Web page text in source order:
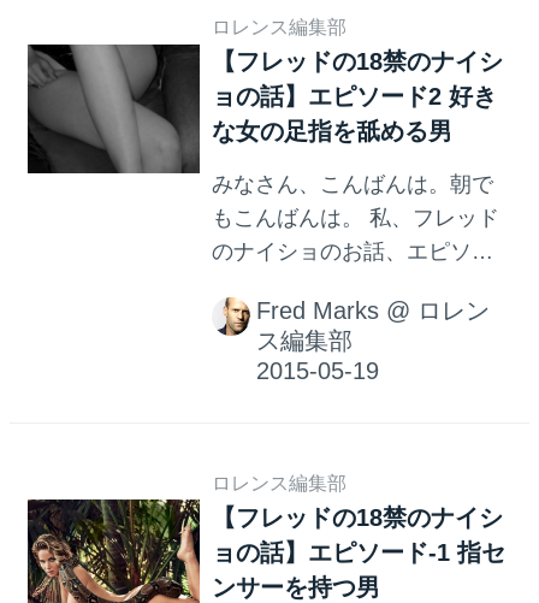
レッドもバ...
引先のメーカーの技術者でし
た。あ、私はフレッドです。
お忘れなく。 女性をホテルに
呼んでくれ Yさんと私、フレ
の屋台街で食事を済ませまし
た。若干ぬるいビールを飲み
ながら、Yさんは私にこう言い
ました。ねえ、ホテルに女性
を呼べないかな、と。 できる
だけ綺麗で、細くて、髪が長
ロレンス編集部
【フレッドの18禁のナイシ
ョの話】エピソード2 好き
な女の足指を舐める男
みなさん、こんばんは。朝で
もこんばんは。 私、フレッド
のナイショのお話、エピソー
ドの友人の話をしましょう。
彼を仮にY、と呼びます。卑猥
のYではありません、単に頭文
す。彼は身長178センチ、少し
腹回りに肉がつきかけていま
すが、服を着ている限りはか
なりスタイルがよく見えま
Fred Marks @ ロレン
ス編集部
ロレンス編集部
【フレッドの18禁のナイシ
ョの話】エピソード-1 指セ
ンサーを持つ男